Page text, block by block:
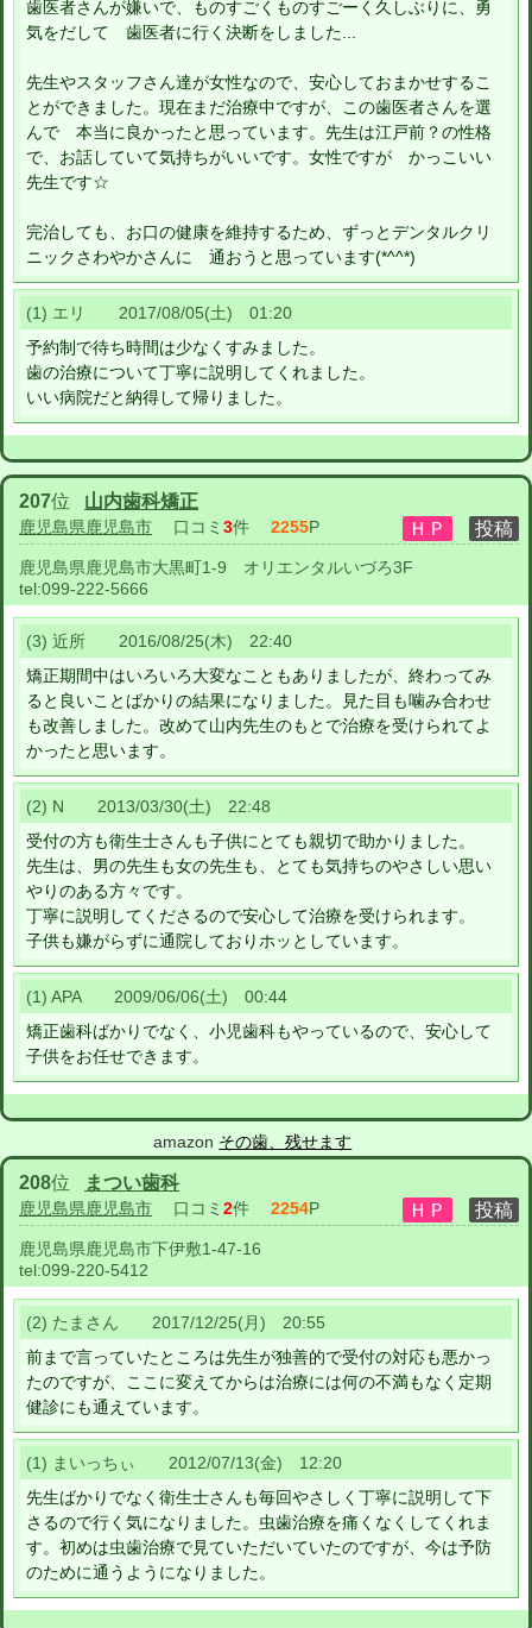
歯医者さんが嫌いで、ものすごくものすごーく久しぶりに、勇
気をだして 歯医者に行く決断をしました...
先生やスタッフさん達が女性なので、安心しておまかせするこ
とができました。現在まだ治療中ですが、この歯医者さんを選
んで 本当に良かったと思っています。先生は江戸前？の性格
で、お話していて気持ちがいいです。女性ですが かっこいい
先生です☆
完治しても、お口の健康を維持するため、ずっとデンタルクリ
ニックさわやかさんに 通おうと思っています(*^^*)
(1) エリ 2017/08/05(土) 01:20
予約制で待ち時間は少なくすみました。
歯の治療について丁寧に説明してくれました。
いい病院だと納得して帰りました。
207位 山内歯科矯正
鹿児島県鹿児島市 口コミ 3件 2255P
鹿児島県鹿児島市大黒町1-9 オリエンタルいづろ3F
tel:099-222-5666
(3) 近所 2016/08/25(木) 22:40
矯正期間中はいろいろ大変なこともありましたが、終わってみ
ると良いことばかりの結果になりました。見た目も噛み合わせ
も改善しました。改めて山内先生のもとで治療を受けられてよ
かったと思います。
(2) N 2013/03/30(土) 22:48
受付の方も衛生士さんも子供にとても親切で助かりました。
先生は、男の先生も女の先生も、とても気持ちのやさしい思い
やりのある方々です。
丁寧に説明してくださるので安心して治療を受けられます。
子供も嫌がらずに通院しておりホッとしています。
(1) APA 2009/06/06(土) 00:44
矯正歯科ばかりでなく、小児歯科もやっているので、安心して
子供をお任せできます。
amazon その歯、残せます
208位 まつい歯科
鹿児島県鹿児島市 口コミ 2件 2254P
鹿児島県鹿児島市下伊敷1-47-16
tel:099-220-5412
(2) たまさん 2017/12/25(月) 20:55
前まで言っていたところは先生が独善的で受付の対応も悪かっ
たのですが、ここに変えてからは治療には何の不満もなく定期
健診にも通えています。
(1) まいっちぃ 2012/07/13(金) 12:20
先生ばかりでなく衛生士さんも毎回やさしく丁寧に説明して下
さるので行く気になりました。虫歯治療を痛くなくしてくれま
す。初めは虫歯治療で見ていただいていたのですが、今は予防
のために通うようになりました。